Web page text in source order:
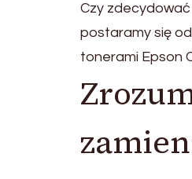
Czy zdecydować
postaramy się
tonerami Epson